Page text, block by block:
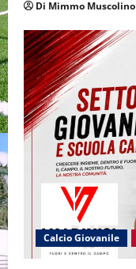
Di Mimmo Muscolino
Calcio Giovanile